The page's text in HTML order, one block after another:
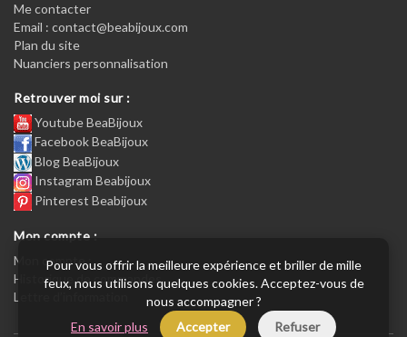
Me contacter
Email : contact@beabijoux.com
Plan du site
Nuanciers personnalisation
Retrouver moi sur :
Youtube BeaBijoux
Facebook BeaBijoux
Blog BeaBijoux
Instagram Beabijoux
Pinterest Beabijoux
Mon compte :
Mon compte :
Historique de commandes
Lettre d’information
Pour vous offrir la meilleure expérience et briller de mille
feux, nous utilisons quelques cookies. Acceptez-vous de
nous accompagner ?
En savoir plus
Accepter Refuser